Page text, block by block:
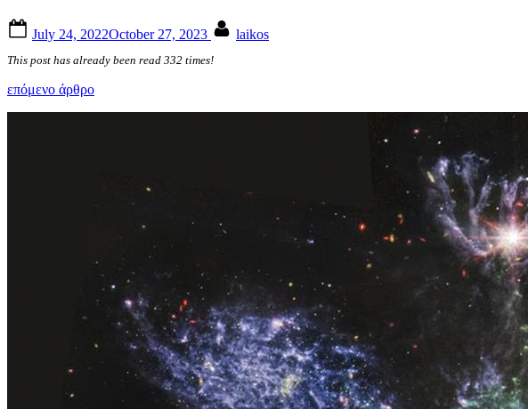
on
July 24, 2022October 27, 2023 laikos
This post has already been read 332 times!
επόμενο άρθρο